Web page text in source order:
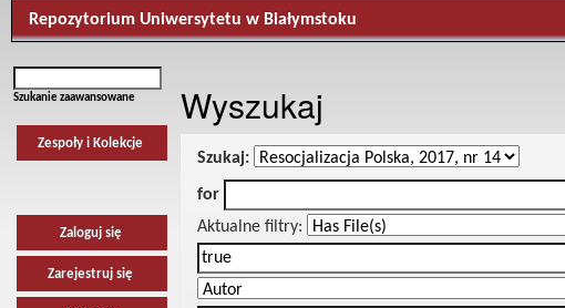
Repozytorium Uniwersytetu w Białymstoku
Szukanie zaawansowane
Zespoły i Kolekcje
Zaloguj się
Zarejestruj się
Wyszukaj
Szukaj:
for
Aktualne filtry: